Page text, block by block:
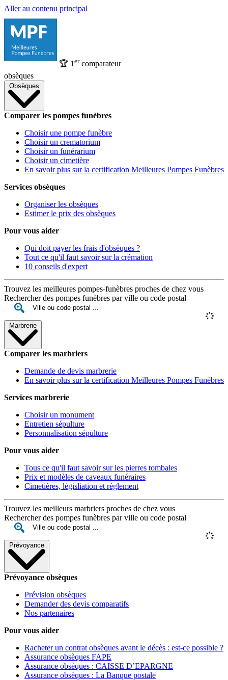
Aller au contenu principal
🏆 1 ercomparateur
obsèques
Obsèques
Comparer les pompes funèbres
Choisir une pompe funèbre
Choisir un crematorium
Choisir un funérarium
Choisir un cimetière
En savoir plus sur la certification Meilleures Pompes Funèbres
Services obsèques
Organiser les obsèques
Estimer le prix des obsèques
Pour vous aider
Qui doit payer les frais d'obsèques ?
Tout ce qu'il faut savoir sur la crémation
10 conseils d'expert
Trouvez les meilleures pompes-funèbres proches de chez vous
Rechercher des pompes funèbres par ville ou code postal
Marbrerie
Comparer les marbriers
Demande de devis marbrerie
En savoir plus sur la certification Meilleures Pompes Funèbres
Services marbrerie
Choisir un monument
Entretien sépulture
Personnalisation sépulture
Pour vous aider
Tous ce qu'il faut savoir sur les pierres tombales
Prix et modèles de caveaux funéraires
Cimetières, législiation et réglement
Trouvez les meilleurs marbriers proches de chez vous
Rechercher des pompes funèbres par ville ou code postal
Prévoyance
Prévoyance obsèques
Prévision obsèques
Demander des devis comparatifs
Nos partenaires
Pour vous aider
Racheter un contrat obsèques avant le décès : est-ce possible ?
Assurance obsèques FAPE
Assurance obsèques : CAISSE D’EPARGNE
Assurance obsèques : La Banque postale